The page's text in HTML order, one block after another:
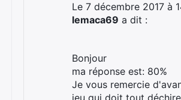
Le 7 décembre 2017 à
lemaca69 a dit :
Bonjour
ma réponse est: 80%
Je vous remercie
jeu qui doit tout